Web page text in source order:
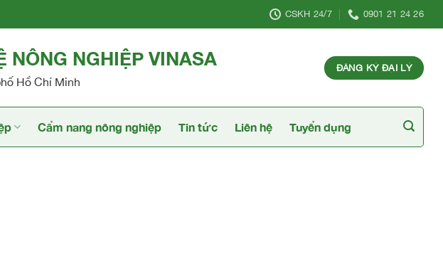
CSKH 24/7 0901 21 24 26
NÔNG NGHIỆP VINASA
Hồ Chí Minh
ĐĂNG KÝ ĐẠI LÝ
Cẩm nang nông nghiệp Tin tức Liên hệ Tuyển dụng